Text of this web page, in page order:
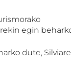
egin
dute,